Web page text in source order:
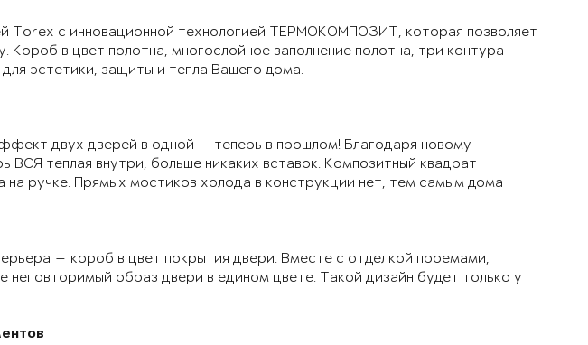
Torex с инновационной технологией ТЕРМОКОМПОЗИТ, которая позволяет
Короб в цвет полотна, многослойное заполнение полотна, три контура
эстетики, защиты и тепла Вашего дома.
двух дверей в одной — теперь в прошлом! Благодаря новому
ВСЯ теплая внутри, больше никаких вставок. Композитный квадрат
на ручке. Прямых мостиков холода в конструкции нет, тем самым дома
— короб в цвет покрытия двери. Вместе с отделкой проемами,
неповторимый образ двери в едином цвете. Такой дизайн будет только у